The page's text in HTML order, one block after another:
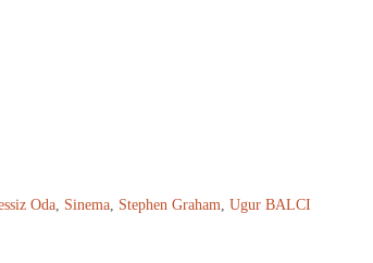
Oda, Sinema, Stephen Graham, Ugur BALCI